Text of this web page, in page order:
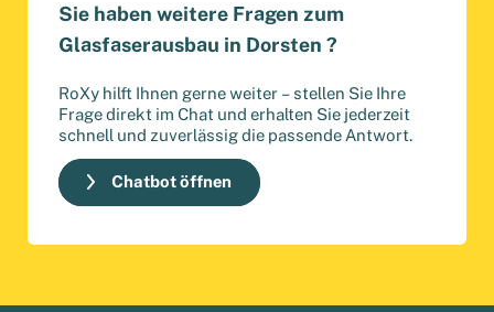
Sie haben weitere Fragen zum
Glasfaserausbau in Dorsten ?
RoXy hilft Ihnen gerne weiter – stellen Sie Ihre
Frage direkt im Chat und erhalten Sie jederzeit
schnell und zuverlässig die passende Antwort.
Chatbot öffnen